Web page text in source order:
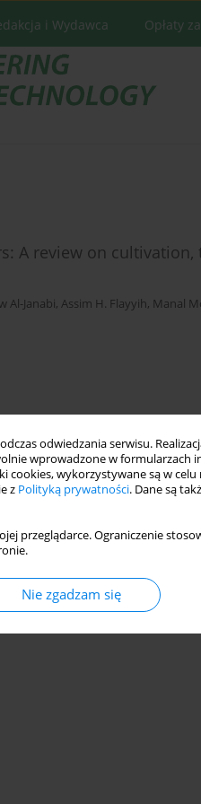
odwiedzania serwisu.
wprowadzone w formularzach
cookies, wykorzystywane są w
z Polityką prywatności. Dane są
przeglądarce. Ograniczenie
Nie zgadzam się
i Wydawca Opłaty
A review on cultivation,
Al-Janabi, Assim H. Flayyih, Manal